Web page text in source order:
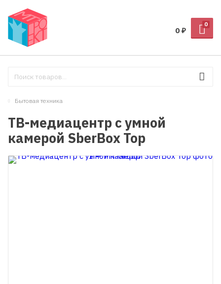
0
0 ₽
Бытовая техника
ТВ-медиацентр с умной
камерой SberBox Top